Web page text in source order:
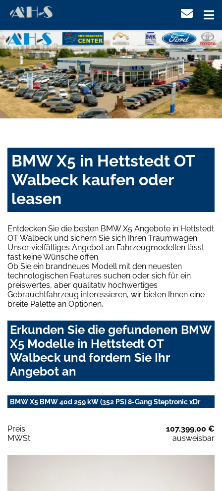
BMW X5 in Hettstedt OT
Walbeck kaufen oder
leasen
Entdecken Sie die besten BMW X5 Angebote in Hettstedt
OT Walbeck und sichern Sie sich Ihren Traumwagen.
Unser vielfältiges Angebot an Fahrzeugmodellen lässt
fast keine Wünsche offen.
Ob Sie ein brandneues Modell mit den neuesten
technologischen Features suchen oder sich für ein
preiswertes, aber qualitativ hochwertiges
Gebrauchtfahrzeug interessieren, wir bieten Ihnen eine
breite Palette an Optionen.
Erkunden Sie die gefundenen BMW
X5 Modelle in Hettstedt OT
Walbeck und fordern Sie Ihr
Angebot an
BMW X5 BMW 40d 259 kW (352 PS) 8-Gang Steptronic xDr
Preis:
107.399,00 €
MWSt:
ausweisbar